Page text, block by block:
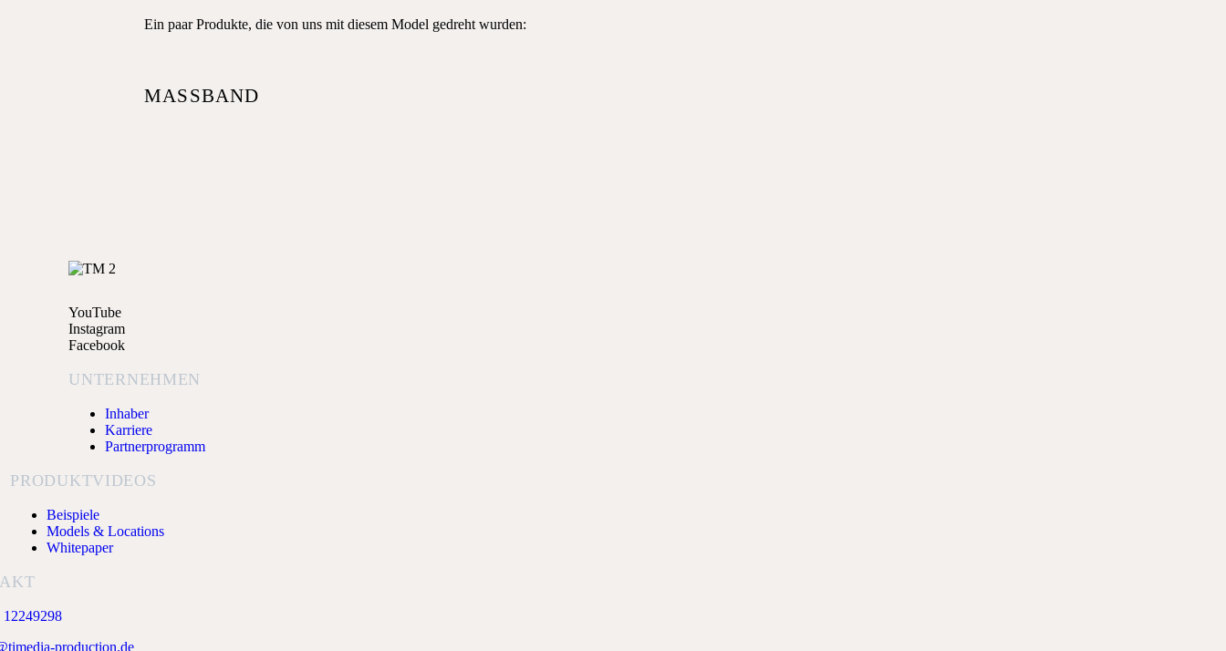
Ein paar Produkte, die von uns mit diesem Model gedreht wurden:
MASSBAND
YouTube
Instagram
Facebook
UNTERNEHMEN
Inhaber
Karriere
Partnerprogramm
PRODUKTVIDEOS
Beispiele
Models & Locations
Whitepaper
production.de